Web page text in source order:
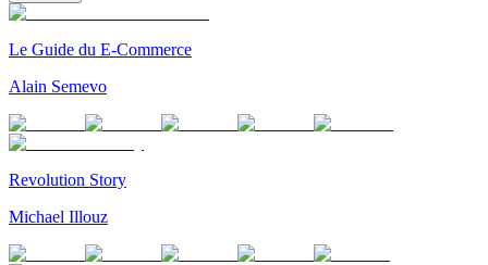
Le Guide du E-Commerce
Alain Semevo
Revolution Story
Michael Illouz